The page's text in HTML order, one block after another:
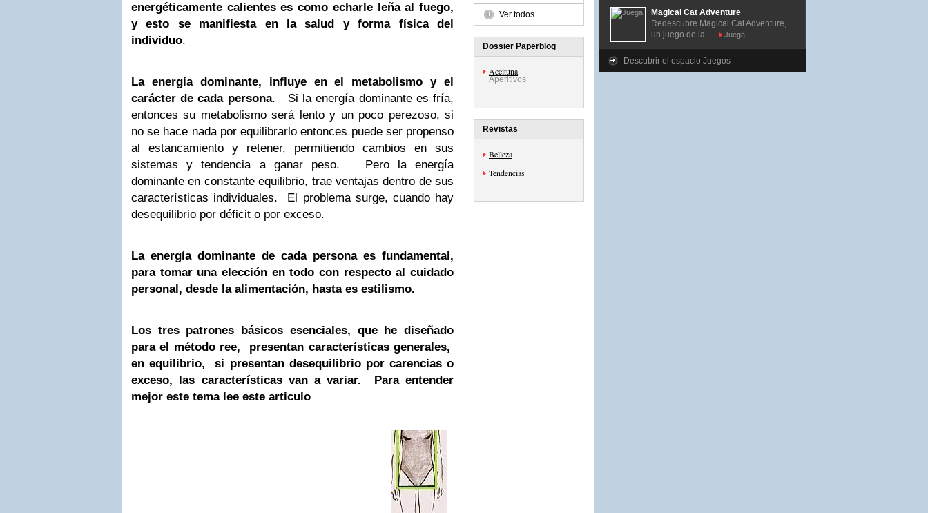
energéticamente calientes es como echarle leña al fuego,
y esto se manifiesta en la salud y forma física del
individuo.
La energía dominante, influye en el metabolismo y el
carácter de cada persona. Si la energía dominante es fría,
entonces su metabolismo será lento y un poco perezoso, si
no se hace nada por equilibrarlo entonces puede ser propenso
al estancamiento y retener, permitiendo cambios en sus
sistemas y tendencia a ganar peso. Pero la energía
dominante en constante equilibrio, trae ventajas dentro de sus
características individuales. El problema surge, cuando hay
desequilibrio por déficit o por exceso.
La energía dominante de cada persona es fundamental,
para tomar una elección en todo con respecto al cuidado
personal, desde la alimentación, hasta es estilismo.
Los tres patrones básicos esenciales, que he diseñado
para el método ree, presentan características generales,
en equilibrio, si presentan desequilibrio por carencias o
exceso, las características van a variar. Para entender
mejor este tema lee este articulo
Ver todos
Dossier Paperblog
Aceituna
Aperitivos
Revistas
Belleza
Tendencias
Magical Cat Adventure
Redescubre Magical Cat Adventure,
un juego de la......
Juega
Descubrir el espacio Juegos